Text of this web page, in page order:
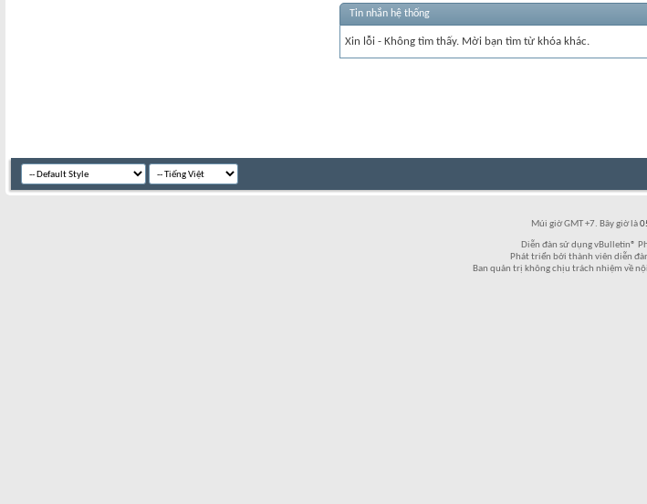
Tin nhắn hệ thống
Xin lỗi - Không tìm thấy. Mời bạn tìm từ khóa khác.
Múi giờ GMT +7. Bây giờ là
Diễn đàn sử dụng vBulletin®
Phát triển bởi thành viên diễn
Ban quản trị không chịu trách nhiệm về